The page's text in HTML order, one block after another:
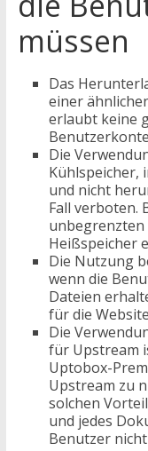
müssen
Das
einer
erlaubt keine
Die
Kühlspeicher,
und nicht
Fall verboten.
unbegrenzten
Heißspeicher
Die Nutzung
wenn die
Dateien
für die
Die
für Upstream
Uptobox-
Upstream zu
solchen
und jedes
Benutzer